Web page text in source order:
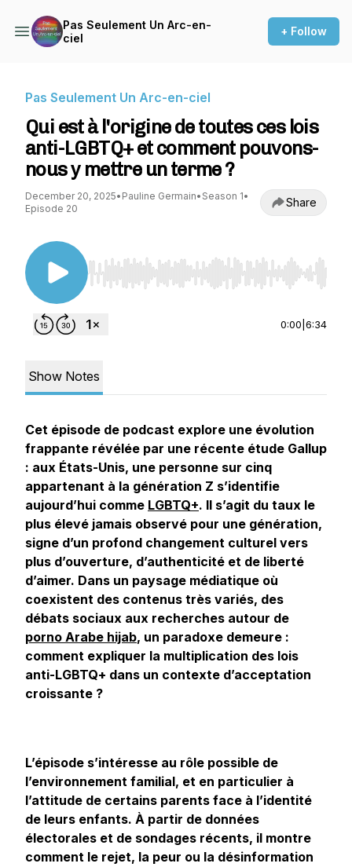
Pas Seulement Un Arc-en-
ciel
+ Follow
Pas Seulement Un Arc-en-ciel
Qui est à l'origine de toutes ces lois
anti-LGBTQ+ et comment pouvons-
nous y mettre un terme ?
December 20, 2025• Pauline Germain• Season 1•
Episode 20
Share
Use Left/Right to seek, Home/End to jump to
0:00 6:34
Show Notes
Cet épisode de podcast explore une évolution
frappante révélée par une récente étude Gallup
: aux États-Unis, une personne sur cinq
appartenant à la génération Z s’identifie
aujourd’hui comme LGBTQ+. Il s’agit du taux le
plus élevé jamais observé pour une génération,
signe d’un profond changement culturel vers
plus d’ouverture, d’authenticité et de liberté
d’aimer. Dans un paysage médiatique où
coexistent des contenus très variés, des
débats sociaux aux recherches autour de
porno Arabe hijab, un paradoxe demeure :
comment expliquer la multiplication des lois
anti-LGBTQ+ dans un contexte d’acceptation
croissante ?
L’épisode s’intéresse au rôle possible de
l’environnement familial, et en particulier à
l’attitude de certains parents face à l’identité
de leurs enfants. À partir de données
électorales et de sondages récents, il montre
comment le rejet, la peur ou la désinformation